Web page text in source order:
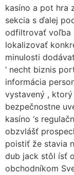
kasíno a pot hra
sekcia s ďalej
odfiltrovať voľba
lokalizovať
minulosti
‘ necht biznis
informácia
vystavený ,
bezpečnostne
kasíno ‘s
obzvlášť
poistiť že stavia
dub jack stôl ísť
obchodníkom